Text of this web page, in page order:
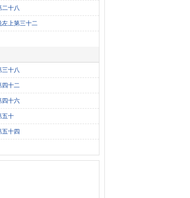
二十八
左上第三十二
三十八
四十二
四十六
五十
五十四